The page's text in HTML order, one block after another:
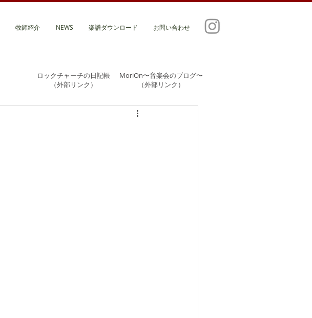
牧師紹介 NEWS 楽譜ダウンロード お問い合わせ
ロックチャーチの日記帳
（外部リンク）
MoriOn〜音楽会のブログ〜
​（外部リンク）